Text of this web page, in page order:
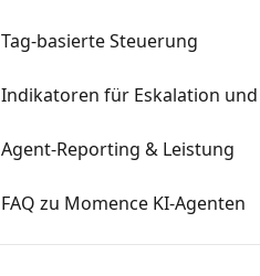
Tag-basierte Steuerung
Indikatoren für Eskalation
Agent-Reporting & Leistung
FAQ zu Momence KI-Agenten